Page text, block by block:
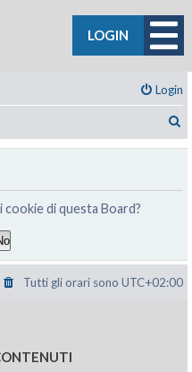
LOGIN
Login
di questa Board?
Tutti gli orari sono UTC+02:00